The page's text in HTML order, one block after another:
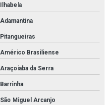
Ilhabela
Adamantina
Pitangueiras
Américo Brasiliense
Araçoiaba da Serra
Barrinha
São Miguel Arcanjo